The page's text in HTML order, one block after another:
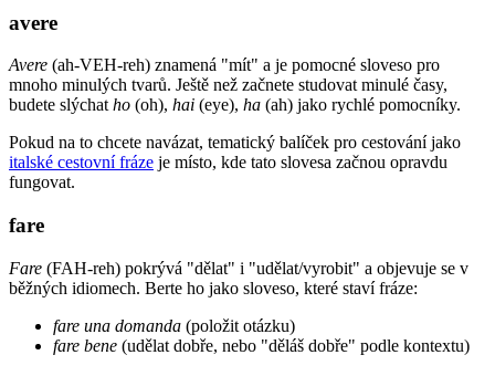
avere
Avere (ah-VEH-reh) znamená "mít" a je pomocné sloveso pro
mnoho minulých tvarů. Ještě než začnete studovat minulé časy,
budete slýchat ho (oh), hai (eye), ha (ah) jako rychlé pomocníky.
Pokud na to chcete navázat, tematický balíček pro cestování jako
italské cestovní fráze je místo, kde tato slovesa začnou opravdu
fungovat.
fare
Fare (FAH-reh) pokrývá "dělat" i "udělat/vyrobit" a objevuje se v
běžných idiomech. Berte ho jako sloveso, které staví fráze:
fare una domanda (položit otázku)
fare bene (udělat dobře, nebo "děláš dobře" podle kontextu)